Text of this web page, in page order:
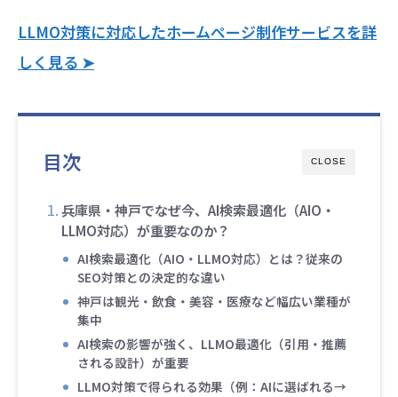
LLMO対策に対応したホームページ制作サービスを詳
しく見る ➤
CLOSE
目次
兵庫県・神戸でなぜ今、AI検索最適化（AIO・
LLMO対応）が重要なのか？
AI検索最適化（AIO・LLMO対応）とは？従来の
SEO対策との決定的な違い
神戸は観光・飲食・美容・医療など幅広い業種が
集中
AI検索の影響が強く、LLMO最適化（引用・推薦
される設計）が重要
LLMO対策で得られる効果（例：AIに選ばれる→